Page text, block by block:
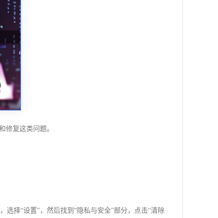
修复这类问题。
选择“设置”，然后找到“隐私与安全”部分，点击“清除